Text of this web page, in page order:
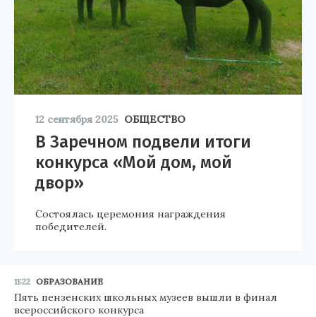
12 сентября 2025 ОБЩЕСТВО
В Заречном подвели итоги
конкурса «Мой дом, мой
двор»
Состоялась церемония награждения
победителей.
11:22 ОБРАЗОВАНИЕ
Пять пензенских школьных музеев вышли в финал
всероссийского конкурса